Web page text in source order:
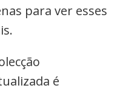
para ver esses
é